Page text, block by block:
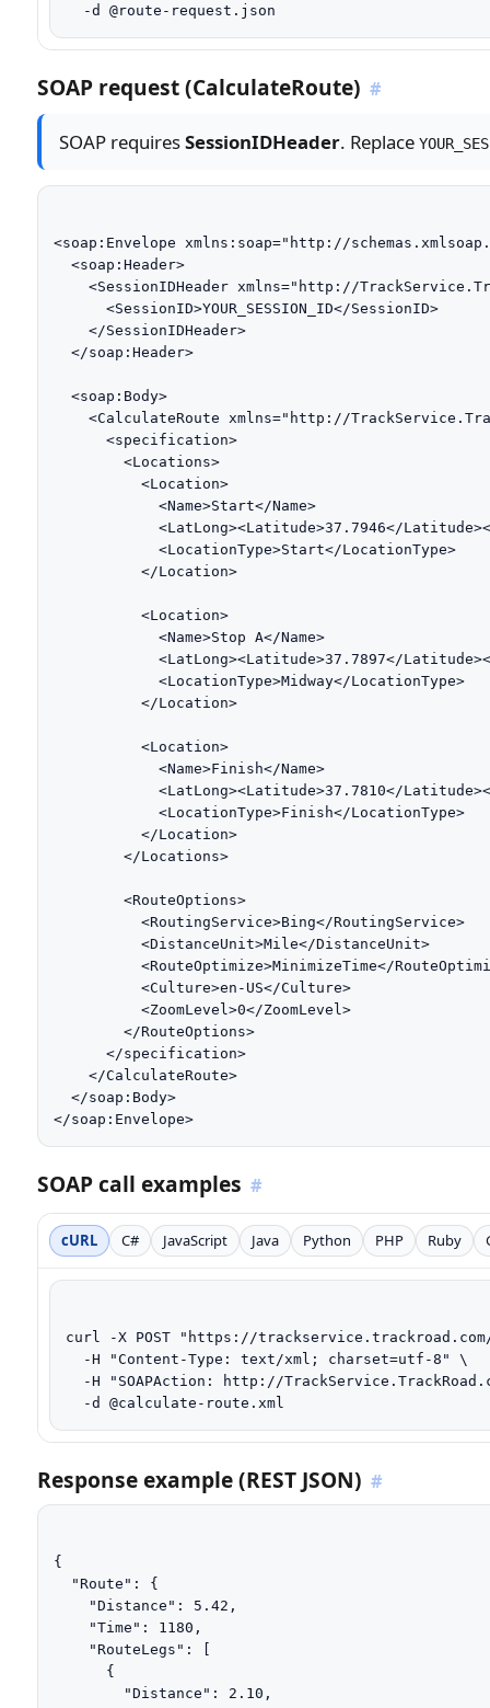
  -d @route-request.json
SOAP request (CalculateRoute) #
SOAP requiresSessionIDHeader. Replace
<soap:Envelope xmlns:soap="http://
  <soap:Header>
<SessionIDHeader xmlns="http://
      <SessionID>YOUR_SESSION_ID</SessionID>
    </SessionIDHeader>
  </soap:Header>
  <soap:Body>
<CalculateRoute xmlns="http://
      <specification>
        <Locations>
          <Location>
            <Name>Start</Name>
<LatLong><Latitude>37.7946</
            <LocationType>Start</LocationType>
          </Location>
          <Location>
            <Name>Stop A</Name>
<LatLong><Latitude>37.7897</
            <LocationType>Midway</LocationType>
          </Location>
          <Location>
            <Name>Finish</Name>
<LatLong><Latitude>37.7810</
            <LocationType>Finish</LocationType>
          </Location>
        </Locations>
        <RouteOptions>
          <RoutingService>Bing</RoutingService>
          <DistanceUnit>Mile</DistanceUnit>
<RouteOptimize>MinimizeTime</
          <Culture>en-US</Culture>
          <ZoomLevel>0</ZoomLevel>
        </RouteOptions>
      </specification>
    </CalculateRoute>
  </soap:Body>
</soap:Envelope>
SOAP call examples #
cURL C# JavaScript Java Python PHP Ruby
curl -X POST "https://
  -H "Content-Type: text/xml; charset=utf-8" \
-H "SOAPAction: http://
  -d @calculate-route.xml
Response example (REST JSON) #
{
  "Route": {
    "Distance": 5.42,
    "Time": 1180,
    "RouteLegs": [
      {
        "Distance": 2.10,